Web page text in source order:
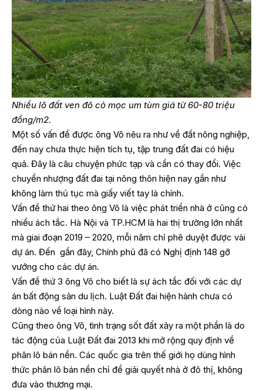
Nhiều lô đất ven đô cỏ mọc um tùm giá từ 60-80 triệu
đồng/m2.
Một số vấn đề được ông Võ nêu ra như về đất nông nghiệp,
đến nay chưa thực hiện tích tụ, tập trung đất đai có hiệu
quả. Đây là câu chuyện phức tạp và cần có thay đổi. Việc
chuyển nhượng đất đai tại nông thôn hiện nay gần như
không làm thủ tục mà giấy viết tay là chính.
Vấn đề thứ hai theo ông Võ là việc phát triển nhà ở cũng có
nhiều ách tắc. Hà Nội và TP.HCM là hai thị trường lớn nhất
mà giai đoạn 2019 – 2020, mỗi năm chỉ phê duyệt được vài
dự án. Đến gần đây, Chính phủ đã có Nghị định 148 gỡ
vướng cho các dự án.
Vấn đề thứ 3 ông Võ cho biết là sự ách tắc đối với các dự
án bất động sản du lịch. Luật Đất đai hiện hành chưa có
dòng nào về loại hình này.
Cũng theo ông Võ, tình trạng sốt đất xảy ra một phần là do
tác động của Luật Đất đai 2013 khi mở rộng quy định về
phân lô bán nền. Các quốc gia trên thế giới họ dùng hình
thức phân lô bán nền chỉ để giải quyết nhà ở đô thị, không
đưa vào thương mại.